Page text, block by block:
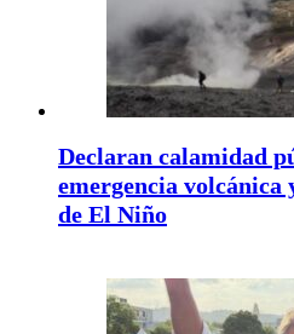
Declaran calamidad
emergencia volcánica
de El Niño